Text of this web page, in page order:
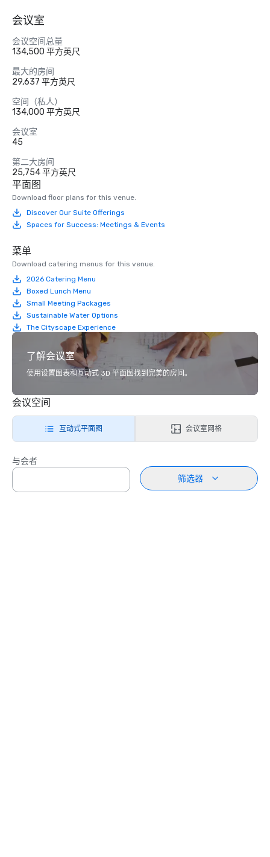
会议室
会议空间总量
134,500 平方英尺
最大的房间
29,637 平方英尺
空间（私人）
134,000 平方英尺
会议室
45
第二大房间
25,754 平方英尺
平面图
Download floor plans for this venue.
Discover Our Suite Offerings
Spaces for Success: Meetings & Events
菜单
Download catering menus for this venue.
2026 Catering Menu
Boxed Lunch Menu
Small Meeting Packages
Sustainable Water Options
The Cityscape Experience
了解会议室
使用设置图表和互动式 3D 平面图找到完美的房间。
会议空间
互动式平面图 会议室网格
与会者
筛选器